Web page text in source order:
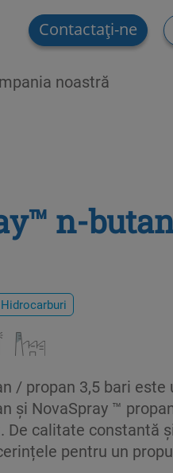
Contactați-ne
noastră
n-
Hidrocarburi
/ propan 3,5 bari este
și NovaSpray ™
De calitate constantă
pentru un